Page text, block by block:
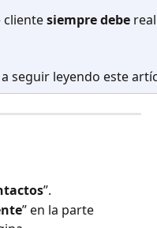
cliente siempre debe
seguir leyendo este
”.
” en la parte